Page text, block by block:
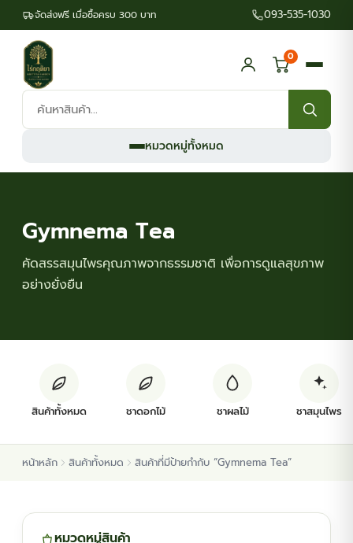
จัดส่งฟรี เมื่อซื้อครบ 300 บาท 093-535-1030
ค้นหา
สินค้า:
0
หมวดหมู่ทั้งหมด
ต้นพันธุ์สมุนไพร
ต้นพันธุ์ไม้ป่า
Gymnema Tea
คัดสรรสมุนไพรคุณภาพจากธรรมชาติ เพื่อการดูแลสุขภาพ
อย่างยั่งยืน
สินค้าทั้งหมด ชาดอกไม้ ชาผลไม้ ชาสมุนไพร
หน้าหลัก สินค้าทั้งหมด สินค้าที่มีป้ายกำกับ “Gymnema Tea”
หมวดหมู่สินค้า